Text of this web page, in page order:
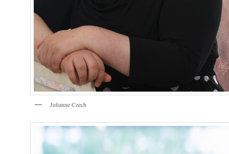
Julianne Czech